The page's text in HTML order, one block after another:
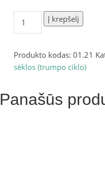
Pink
5
Į krepšelį
Produkto kodas:01.21
sėklos (trumpo ciklo)
Panašūs